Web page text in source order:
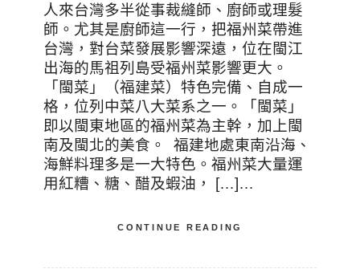
人來台灣多半從事裁縫師、廚師或理髮
師。尤其是廚師這一行，把福州菜帶進
台灣，對台菜發展影響深遠，位在閩江
出海的馬祖列島受福州菜影響更大。
「閩菜」（福建菜）特色完備、自成一
格，位列中菜八大菜系之一。「閩菜」
即以閩東地區的福州菜為主幹，加上閩
南及閩北的美食。 福建地處東南沿海、
海鮮料理多是一大特色。福州菜大量運
用紅糟、糖、醋及蝦油， […]…
CONTINUE READING